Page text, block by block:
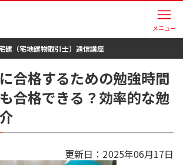
メニュー
建（宅地建物取引士）通信講座
合格するための勉強時間
合格できる？効率的な勉
更新日： 2025年06月17日